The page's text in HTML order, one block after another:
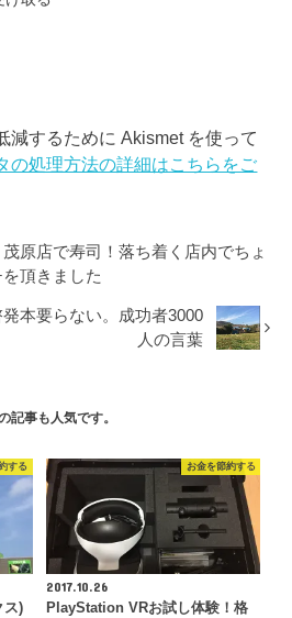
減するために Akismet を使って
の処理方法の詳細はこちらをご
原店で寿司！落ち着く店内でちょ
頂きました
本要らない。成功者3000
人の言葉
記事も人気です。
する
ス)
お金を節約する
2017.10.26
PlayStation VRお試し体験！格